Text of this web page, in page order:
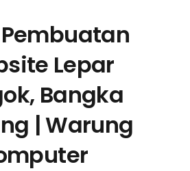
Lepar
Bangka
| Warung